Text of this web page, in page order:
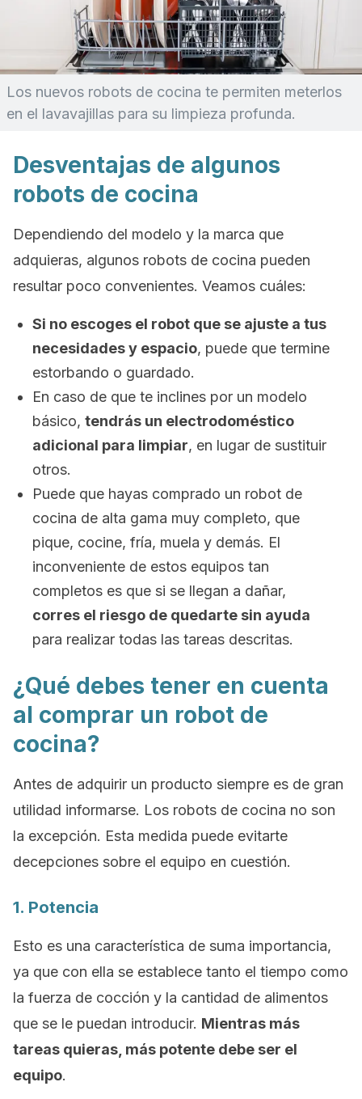
Los nuevos robots de cocina te permiten meterlos
en el lavavajillas para su limpieza profunda.
Desventajas de algunos
robots de cocina
Dependiendo del modelo y la marca que
adquieras, algunos robots de cocina pueden
resultar poco convenientes. Veamos cuáles:
Si no escoges el robot que se ajuste a tus
necesidades y espacio, puede que termine
estorbando o guardado.
En caso de que te inclines por un modelo
básico, tendrás un electrodoméstico
adicional para limpiar, en lugar de sustituir
otros.
Puede que hayas comprado un robot de
cocina de alta gama muy completo, que
pique, cocine, fría, muela y demás. El
inconveniente de estos equipos tan
completos es que si se llegan a dañar,
corres el riesgo de quedarte sin ayuda
para realizar todas las tareas descritas.
¿Qué debes tener en cuenta
al comprar un robot de
cocina?
Antes de adquirir un producto siempre es de gran
utilidad informarse. Los robots de cocina no son
la excepción. Esta medida puede evitarte
decepciones sobre el equipo en cuestión.
1. Potencia
Esto es una característica de suma importancia,
ya que con ella se establece tanto el tiempo como
la fuerza de cocción y la cantidad de alimentos
que se le puedan introducir. Mientras más
tareas quieras, más potente debe ser el
equipo.